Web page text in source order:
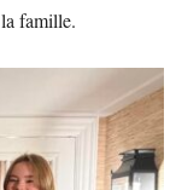
famille.